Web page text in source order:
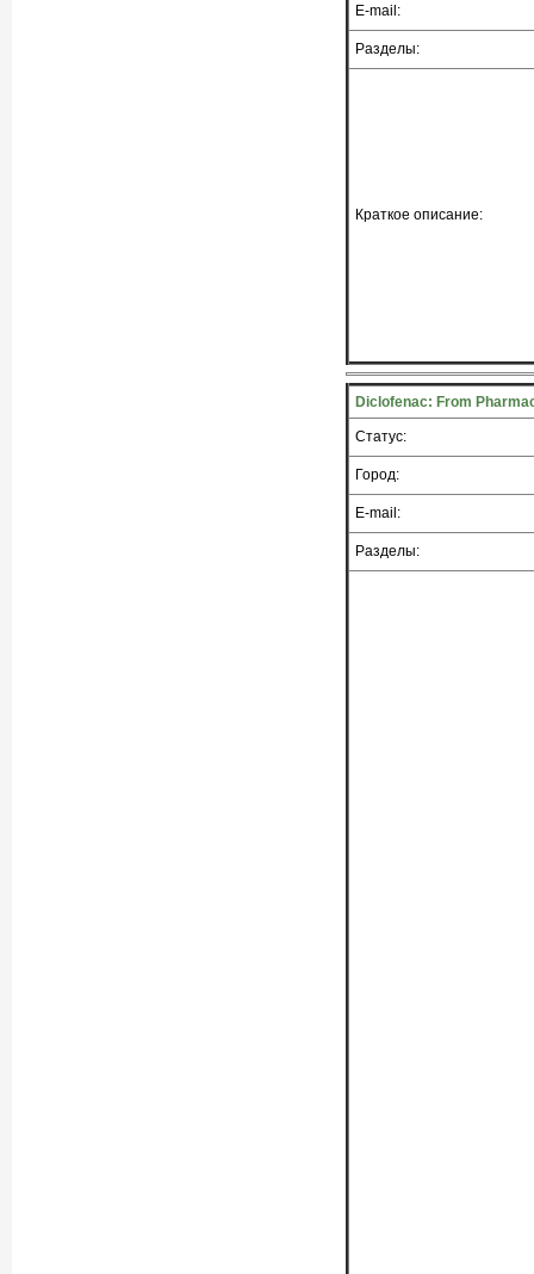
E-mail:
Разделы:
Краткое описание:
Diclofenac: From
Статус:
Город:
E-mail:
Разделы: